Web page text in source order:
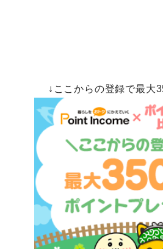
↓ここからの登録で最大